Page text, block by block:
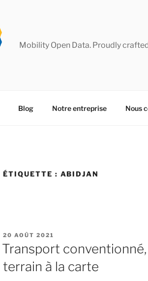
Mobility Open Data. Proudly
Blog Notre entreprise Nous
ÉTIQUETTE : ABIDJAN
PUBLIÉ
LE
20 AOÛT 2021
Transport
terrain à la carte